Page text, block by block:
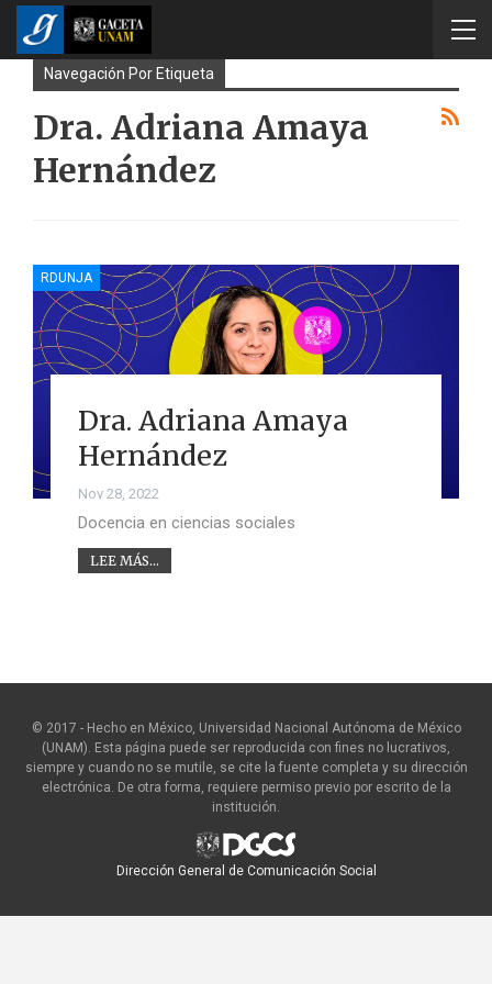
Navegación Por Etiqueta
Dra. Adriana Amaya
Hernández
RDUNJA
Dra. Adriana Amaya
Hernández
Nov 28, 2022
Docencia en ciencias sociales
LEE MÁS...
© 2017 - Hecho en México, Universidad Nacional Autónoma de México
(UNAM). Esta página puede ser reproducida con fines no lucrativos,
siempre y cuando no se mutile, se cite la fuente completa y su dirección
electrónica. De otra forma, requiere permiso previo por escrito de la
institución.
Dirección General de Comunicación Social